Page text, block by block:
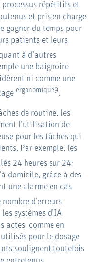
répétitifs et
et pris en charge
gagner du temps pour
patients et leurs
à d’autres
une baignoire
ni comme une
ergonomique9.
de routine, les
l’utilisation de
pour les tâches qui
Par exemple, les
24 heures sur 24
domicile, grâce à des
une alarme en cas
nombre d’erreurs
systèmes d’IA
actes, comme en
pour le dosage
soulignent toutefois